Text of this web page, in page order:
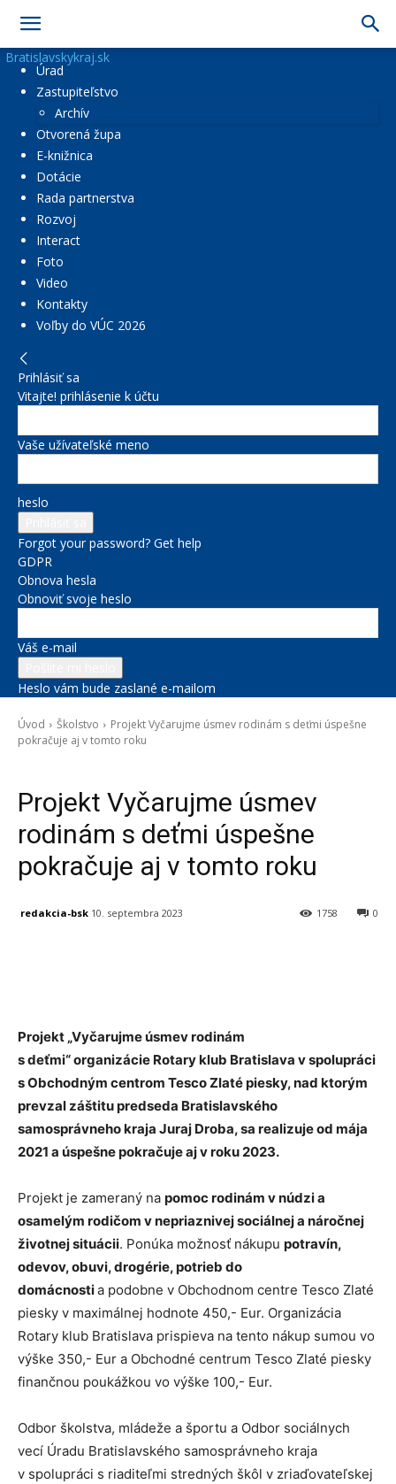
Bratislavskykraj.sk
Úrad
Zastupiteľstvo
Archív
Otvorená župa
E-knižnica
Dotácie
Rada partnerstva
Rozvoj
Interact
Foto
Video
Kontakty
Voľby do VÚC 2026
Prihlásiť sa
Vitajte! prihlásenie k účtu
Vaše užívateľské meno
heslo
Forgot your password? Get help
GDPR
Obnova hesla
Obnoviť svoje heslo
Váš e-mail
Heslo vám bude zaslané e-mailom
Úvod Školstvo
Projekt Vyčarujme úsmev rodinám s deťmi úspešne
pokračuje aj v tomto roku
Projekt Vyčarujme úsmev
rodinám s deťmi úspešne
pokračuje aj v tomto roku
redakcia-bsk 10. septembra 2023 0
1758
Projekt „Vyčarujme úsmev rodinám
s deťmi“ organizácie Rotary klub Bratislava v spolupráci
s Obchodným centrom Tesco Zlaté piesky, nad ktorým
prevzal záštitu predseda Bratislavského
samosprávneho kraja Juraj Droba, sa realizuje od mája
2021 a úspešne pokračuje aj v roku 2023.
Projekt je zameraný na pomoc rodinám v núdzi a
osamelým rodičom v nepriaznivej sociálnej a náročnej
životnej situácii. Ponúka možnosť nákupu potravín,
odevov, obuvi, drogérie, potrieb do
domácnostia podobne v Obchodnom centre Tesco Zlaté
piesky v maximálnej hodnote 450,- Eur. Organizácia
Rotary klub Bratislava prispieva na tento nákup sumou vo
výške 350,- Eur a Obchodné centrum Tesco Zlaté piesky
finančnou poukážkou vo výške 100,- Eur.
Odbor školstva, mládeže a športu a Odbor sociálnych
vecí Úradu Bratislavského samosprávneho kraja
v spolupráci s riaditeľmi stredných škôl v zriaďovateľskej